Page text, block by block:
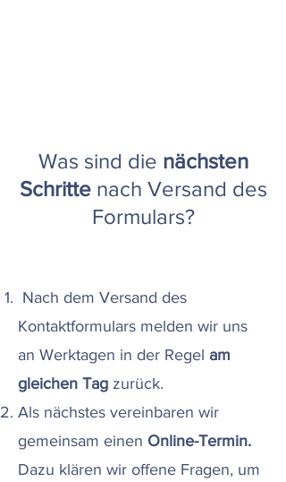
Was sind die nächsten
Schrittenach Versand des
Formulars?
Nach dem Versand des
Kontaktformulars melden wir uns
an Werktagen in der Regel am
gleichen Tag zurück.
Als nächstes vereinbaren wir
gemeinsam einen Online-Termin.
Dazu klären wir offene Fragen, um